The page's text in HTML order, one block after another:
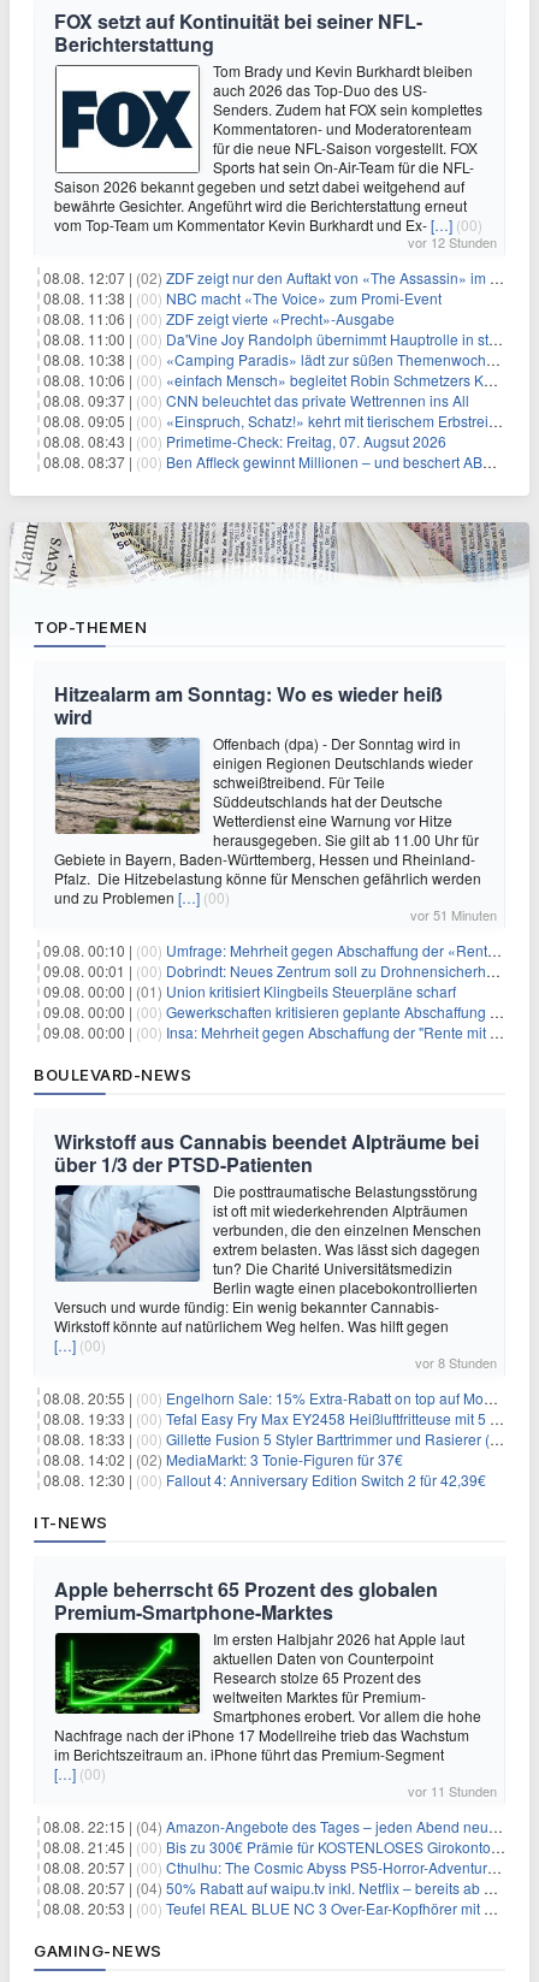
FOX setzt auf Kontinuität bei seiner NFL-
Berichterstattung
Tom Brady und Kevin Burkhardt bleiben
auch 2026 das Top-Duo des US-
Senders. Zudem hat FOX sein komplettes
Kommentatoren- und Moderatorenteam
für die neue NFL-Saison vorgestellt. FOX
Sports hat sein On-Air-Team für die NFL-
Saison 2026 bekannt gegeben und setzt dabei weitgehend auf
bewährte Gesichter. Angeführt wird die Berichterstattung erneut
vom Top-Team um Kommentator Kevin Burkhardt und Ex-[…] (00)
vor 12 Stunden
08.08. 12:07 | (02) ZDF zeigt nur den Auftakt von «The Assassin» im Fernsehen
08.08. 11:38 | (00) NBC macht «The Voice» zum Promi-Event
08.08. 11:06 | (00) ZDF zeigt vierte «Precht»-Ausgabe
08.08. 11:00 | (00) Da'Vine Joy Randolph übernimmt Hauptrolle in starbesetzter schwarzer Komödie
08.08. 10:38 | (00) «Camping Paradis» lädt zur süßen Themenwoche ein
08.08. 10:06 | (00) «einfach Mensch» begleitet Robin Schmetzers Kampf gegen eine seltene Krankheit
08.08. 09:37 | (00) CNN beleuchtet das private Wettrennen ins All
08.08. 09:05 | (00) «Einspruch, Schatz!» kehrt mit tierischem Erbstreit zurück
08.08. 08:43 | (00) Primetime-Check: Freitag, 07. Augsut 2026
08.08. 08:37 | (00) Ben Affleck gewinnt Millionen – und beschert ABC Top-Quoten
TOP-THEMEN
Hitzealarm am Sonntag: Wo es wieder heiß
wird
Offenbach (dpa) - Der Sonntag wird in
einigen Regionen Deutschlands wieder
schweißtreibend. Für Teile
Süddeutschlands hat der Deutsche
Wetterdienst eine Warnung vor Hitze
herausgegeben. Sie gilt ab 11.00 Uhr für
Gebiete in Bayern, Baden-Württemberg, Hessen und Rheinland-
Pfalz. Die Hitzebelastung könne für Menschen gefährlich werden
und zu Problemen […] (00)
vor 51 Minuten
09.08. 00:10 | (00) Umfrage: Mehrheit gegen Abschaffung der «Rente mit 63»
09.08. 00:01 | (00) Dobrindt: Neues Zentrum soll zu Drohnensicherheit forschen
09.08. 00:00 | (01) Union kritisiert Klingbeils Steuerpläne scharf
09.08. 00:00 | (00) Gewerkschaften kritisieren geplante Abschaffung der "Rente mit 63"
09.08. 00:00 | (00) Insa: Mehrheit gegen Abschaffung der "Rente mit 63"
BOULEVARD-NEWS
Wirkstoff aus Cannabis beendet Alpträume bei
über 1/3 der PTSD-Patienten
Die posttraumatische Belastungsstörung
ist oft mit wiederkehrenden Alpträumen
verbunden, die den einzelnen Menschen
extrem belasten. Was lässt sich dagegen
tun? Die Charité Universitätsmedizin
Berlin wagte einen placebokontrollierten
Versuch und wurde fündig: Ein wenig bekannter Cannabis-
Wirkstoff könnte auf natürlichem Weg helfen. Was hilft gegen
[…] (00)
vor 8 Stunden
08.08. 20:55 | (00) Engelhorn Sale: 15% Extra-Rabatt on top auf Mode- und Sport-Artikel
08.08. 19:33 | (00) Tefal Easy Fry Max EY2458 Heißluftfritteuse mit 5 Litern für 64,99€
08.08. 18:33 | (00) Gillette Fusion 5 Styler Barttrimmer und Rasierer (All in One) für 16€
08.08. 14:02 | (02) MediaMarkt: 3 Tonie-Figuren für 37€
08.08. 12:30 | (00) Fallout 4: Anniversary Edition Switch 2 für 42,39€
IT-NEWS
Apple beherrscht 65 Prozent des globalen
Premium-Smartphone-Marktes
Im ersten Halbjahr 2026 hat Apple laut
aktuellen Daten von Counterpoint
Research stolze 65 Prozent des
weltweiten Marktes für Premium-
Smartphones erobert. Vor allem die hohe
Nachfrage nach der iPhone 17 Modellreihe trieb das Wachstum
im Berichtszeitraum an. iPhone führt das Premium-Segment
[…] (00)
vor 11 Stunden
08.08. 22:15 | (04) Amazon-Angebote des Tages – jeden Abend neue Deals zum Stöbern
08.08. 21:45 | (00) Bis zu 300€ Prämie für KOSTENLOSES Girokonto bei der Santander – 50€ schon nach 1 Woche!
08.08. 20:57 | (00) Cthulhu: The Cosmic Abyss PS5-Horror-Adventure für 27,99€
08.08. 20:57 | (04) 50% Rabatt auf waipu.tv inkl. Netflix – bereits ab 9€/Monat (statt 17,99€)
08.08. 20:53 | (00) Teufel REAL BLUE NC 3 Over-Ear-Kopfhörer mit ANC für 149,99€
GAMING-NEWS